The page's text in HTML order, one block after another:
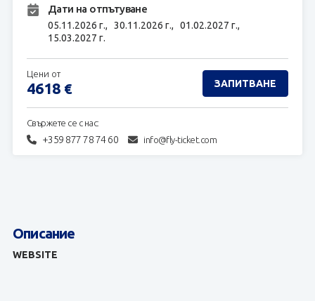
Дати на отпътуване
05.11.2026 г., 30.11.2026 г., 01.02.2027 г.,
15.03.2027 г.
Свържете се с нас:
+359 877 78 74 60 info@fly-ticket.com
Цени от
4618 € ЗАПИТВАНЕ
Описание
WEBSITE